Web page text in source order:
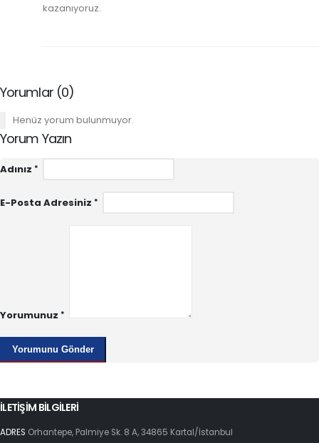
kazanıyoruz.
Yorumlar (0)
Henüz yorum bulunmuyor.
Yorum Yazın
Adınız
E-Posta Adresiniz
Yorumunuz
İLETİŞİM BİLGİLERİ
ADRES Orhantepe, Palmiye Sk. 8 A, 34865 Kartal/İstanbul